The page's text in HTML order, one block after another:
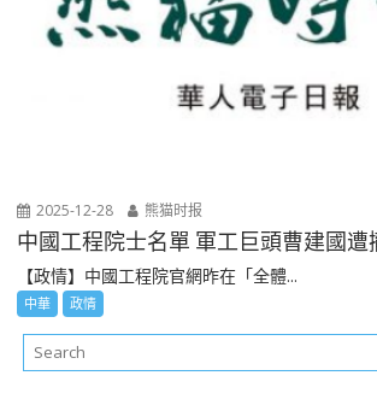
2025-12-28 熊猫时报
中國工程院士名單 軍工巨頭曹建國遭
【政情】中國工程院官網昨在「全體...
中華 政情